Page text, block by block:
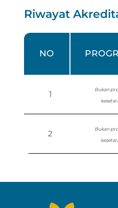
Riwayat
NO
1
Bukan
2
Bukan